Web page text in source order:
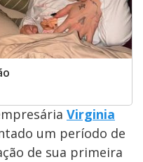
Virginia
um período de
de sua primeira